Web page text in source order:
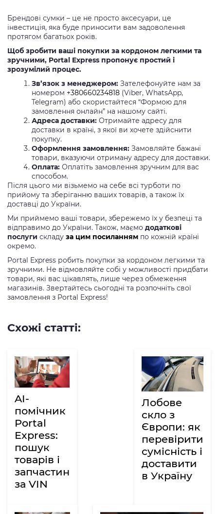
Брендові сумки – це не просто аксесуари, це
інвестиція, яка буде приносити вам задоволення
протягом багатьох років.
Щоб зробити ваші покупки за кордоном легкими та
зручними, Portal Express пропонує простий і
зрозумілий процес.
Зв’язок з менеджером: Зателефонуйте нам за
номером +380660234818 (Viber, WhatsApp,
Telegram) або скористайтеся “Формою для
замовлення онлайн” на нашому сайті.
Адреса доставки: Отримайте адресу для
доставки в країні, з якої ви хочете здійснити
покупку.
Оформлення замовлення: Замовляйте бажані
товари, вказуючи отриману адресу для доставки.
Оплата: Оплатіть замовлення зручним для вас
способом.
Після цього ми візьмемо на себе всі турботи по
прийому та зберіганню ваших товарів, а також їх
доставці до України.
Ми приймемо ваші товари, збережемо їх у безпеці та
відправимо до України. Також, маємо додаткові
послуги складу за цим посиланням по кожній країні
окремо.
Portal Express робить покупки за кордоном легкими та
зручними. Не відмовляйте собі у можливості придбати
товари, які вас цікавлять, лише через обмеження
магазинів. Звертайтесь сьогодні та розпочніть свої
замовлення з Portal Express!
Схожі статті:
AI-
помічник
Portal
Express:
пошук
товарів і
запчастин
за VIN
Лобове
скло з
Європи: як
перевірити
сумісність і
доставити
в Україну